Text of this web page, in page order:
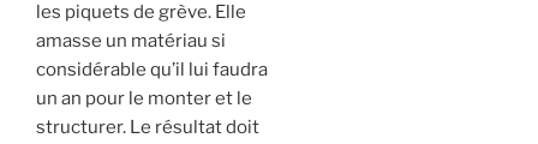
les piquets de grève. Elle
amasse un matériau si
considérable qu’il lui faudra
un an pour le monter et le
structurer. Le résultat doit